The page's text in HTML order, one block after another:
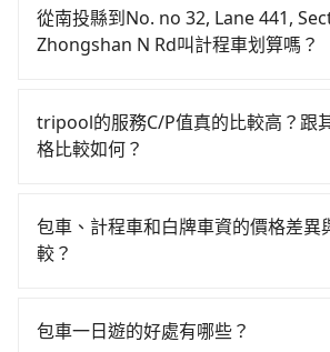
後約花25分鐘、車費300元後，抵達
441, Section 6, Zhongshan N Rd (台
合法執照的計程車僅有300多輛，計
0.2%，換句話說，臨時要叫小黃的難
路。但如果全程使用tripool並到府專
均花費約2,060元，費時2小時43分鐘
約tripool！如果你是獨自一人乘車，
行證之小型車。如果您的出行路線會
段和路段，建議最好配合至少兩名以上
時不需要閉目養神（因為要自己開車
當天就要來回，那在南投路邊可隨租
縣（魚池鄉）到No. no 32, Lane
Zhongshan N Rd的花費預估為
估進去，但額外的汽車保險與可能的
者，和運的iRent只提供最基本的車型
擇，而且無人租車最令人詬病的就是
從南投縣到No. no 32, Lane 441,
Zhongshan N Rd叫計程車划算嗎？
灣大車隊和Yoxi，如果在路邊攔不到
話至日月星光計程車等叫車看看。依
那要注意南投縣僅有合法計程車約
雙北的0.2%，也就是說要臨時叫到小
以免當場被坑受騙。綜合以上，無論
tripool的服務C/P值真的比較高？跟
格比較如何？
市場上稍具規模且合法經營的業者，
主的台灣大車隊、大都會、LINE Taxi
單程接送與跨縣市計時包車，不論從
包車、計程車和白牌車資的價格差異
較？
包車：優點是搭乘舒適可以根據自己
包車一日遊的好處有哪些？